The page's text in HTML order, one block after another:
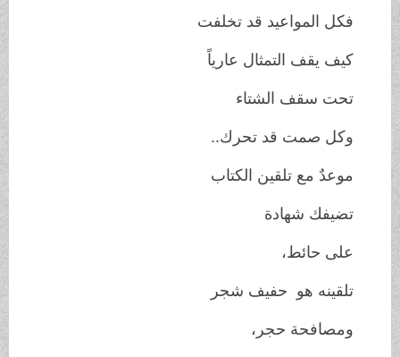
فكل المواعيد قد تخلفت
كيف يقف التمثال عارياً
تحت سقف الشتاء
وكل صمت قد تحرك..
موعدٌ مع تلقين الكتاب
تضيفك شهادة
على حائط،
تلقينه هو حفيف شجر
ومصافحة حجر،